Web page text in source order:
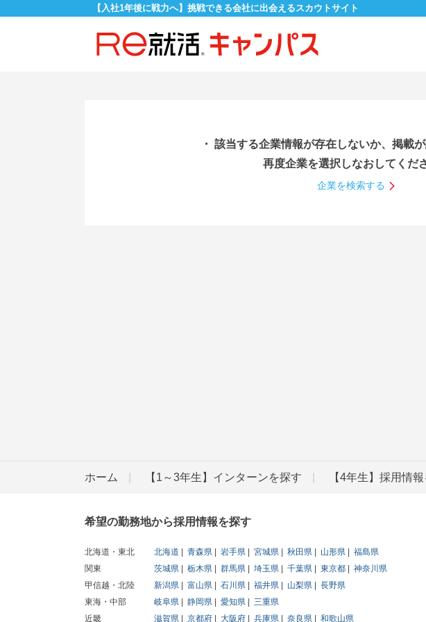
【入社1年後に戦力へ】挑戦できる会社に出会えるスカウトサイト
・ 該当する企業情報が存在しないか、掲載
再度企業を選択しなおしてくだ
企業を検索する
ホーム 【1～3年生】インターンを探す 【4年生】採用情
希望の勤務地から採用情報を探す
北海道・東北 北海道 青森県 岩手県 宮城県 秋田県 山形県
福島県
関東
茨城県 栃木県 群馬県 埼玉県 千葉県 東京都
神奈川県
甲信越・北陸
新潟県 富山県 石川県 福井県 山梨県
長野県
東海・中部
岐阜県 静岡県 愛知県
三重県
近畿
滋賀県 京都府 大阪府 兵庫県 奈良県 和歌山県